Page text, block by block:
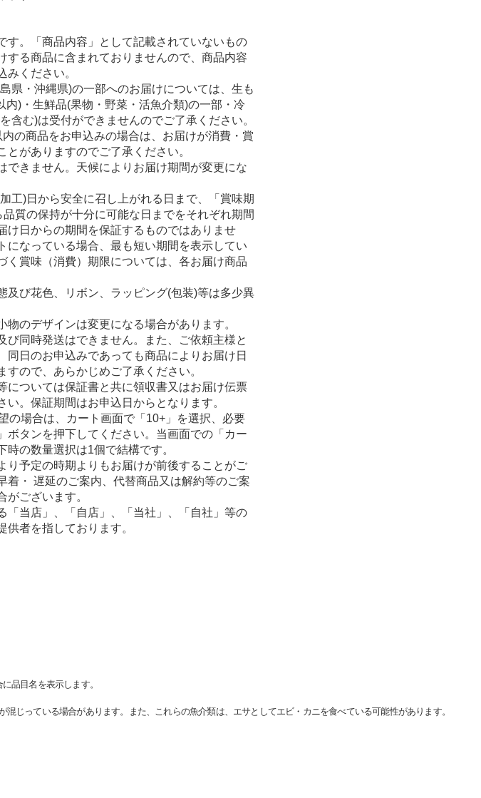
す。「商品内容」として記載されていないもの
する商品に含まれておりませんので、商品内容
みください。
県・沖縄県)の一部へのお届けについては、生も
内)・生鮮品(果物・野菜・活魚介類)の一部・冷
含む)は受付ができませんのでご了承ください。
の商品をお申込みの場合は、お届けが消費・賞
とがありますのでご了承ください。
できません。天候によりお届け期間が変更にな
工)日から安全に召し上がれる日まで、「賞味期
質の保持が十分に可能な日までをそれぞれ期間
け日からの期間を保証するものではありませ
になっている場合、最も短い期間を表示してい
く賞味（消費）期限については、各お届け商品
及び花色、リボン、ラッピング(包装)等は多少異
のデザインは変更になる場合があります。
同時発送はできません。また、ご依頼主様と
同日のお申込みであっても商品によりお届け日
すので、あらかじめご了承ください。
については保証書と共に領収書又はお届け伝票
い。保証期間はお申込日からとなります。
の場合は、カート画面で「10+」を選択、必要
ボタンを押下してください。当画面での「カー
時の数量選択は1個で結構です。
り予定の時期よりもお届けが前後することがご
着・ 遅延のご案内、代替商品又は解約等のご案
がございます。
「当店」、「自店」、「当社」、「自社」等の
供者を指しております。
品目名を表示します。
っている場合があります。また、これらの魚介類は、エサとしてエビ・カニを食べている可能性があります。